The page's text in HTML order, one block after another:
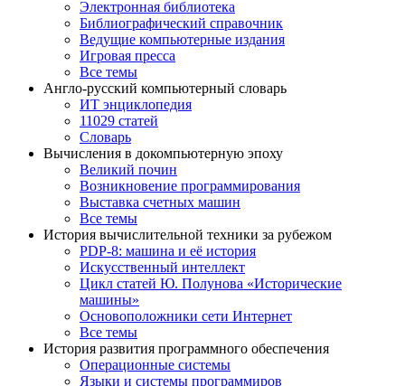
Электронная библиотека
Библиографический справочник
Ведущие компьютерные издания
Игровая пресса
Все темы
Англо-русский компьютерный словарь
ИТ энциклопедия
11029 статей
Словарь
Вычисления в докомпьютерную эпоху
Великий почин
Возникновение программирования
Выставка счетных машин
Все темы
История вычислительной техники за рубежом
PDP-8: машина и её история
Искусственный интеллект
Цикл статей Ю. Полунова «Исторические
машины»
Основоположники сети Интернет
Все темы
История развития программного обеспечения
Операционные системы
Языки и системы программиров